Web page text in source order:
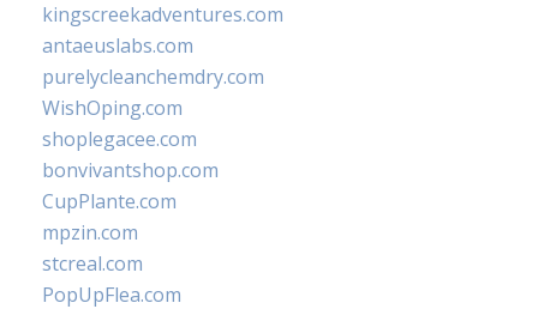
kingscreekadventures.com
antaeuslabs.com
purelycleanchemdry.com
WishOping.com
shoplegacee.com
bonvivantshop.com
CupPlante.com
mpzin.com
stcreal.com
PopUpFlea.com